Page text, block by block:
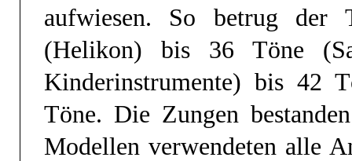
aufwiesen. So betrug der
(Helikon) bis 36 Töne
Kinderinstrumente) bis 42
Töne. Die Zungen
Modellen verwendeten alle